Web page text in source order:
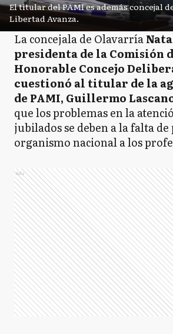
El titular del PAMI es además concejal
Libertad Avanza.
La concejala de Olavarría
presidenta de la Comisión
Honorable Concejo
cuestionó al titular de la
de PAMI, Guillermo
que los problemas en la
jubilados se deben a la falta de
organismo nacional a los
Ads